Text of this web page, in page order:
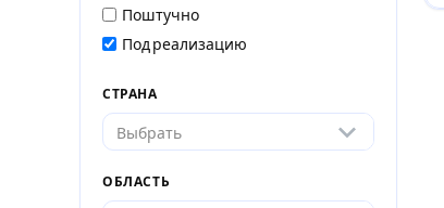
Поштучно
Под реализацию
СТРАНА
Выбрать
ОБЛАСТЬ